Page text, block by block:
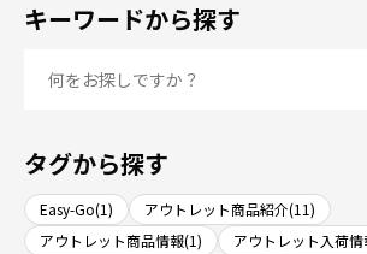
キーワードから探す
タグから探す
Easy-Go(1)
アウトレット商品紹介(11)
アウトレット商品情報(1)
アウトレット入荷